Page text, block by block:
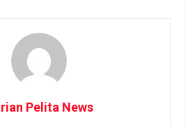
Pelita News